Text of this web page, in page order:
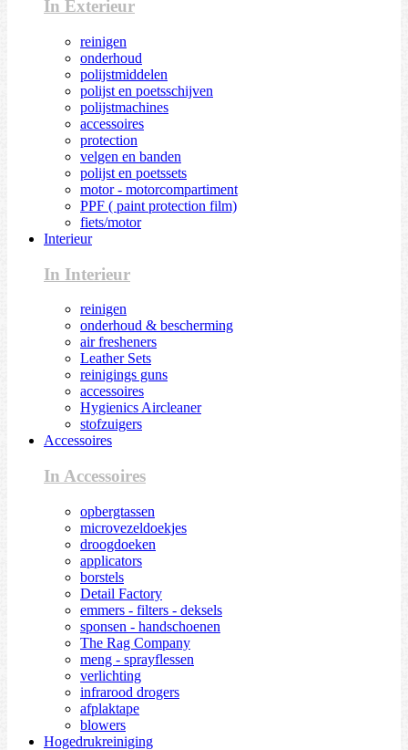
In Exterieur
reinigen
onderhoud
polijstmiddelen
polijst en poetsschijven
polijstmachines
accessoires
protection
velgen en banden
polijst en poetssets
motor - motorcompartiment
PPF ( paint protection film)
fiets/motor
Interieur
In Interieur
reinigen
onderhoud & bescherming
air fresheners
Leather Sets
reinigings guns
accessoires
Hygienics Aircleaner
stofzuigers
Accessoires
In Accessoires
opbergtassen
microvezeldoekjes
droogdoeken
applicators
borstels
Detail Factory
emmers - filters - deksels
sponsen - handschoenen
The Rag Company
meng - sprayflessen
verlichting
infrarood drogers
afplaktape
blowers
Hogedrukreiniging